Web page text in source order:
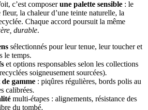
c’est composerune palette sensible : le
la chaleur d’une teinte naturelle, la
Chaque accord poursuit la même
durable.
sélectionnés pour leur tenue, leur toucher et
le temps.
et options responsables selon les collections
soigneusement sourcées).
gamme : piqûres régulières, bords polis au
calibrées.
multi-étapes : alignements, résistance des
du tombé.